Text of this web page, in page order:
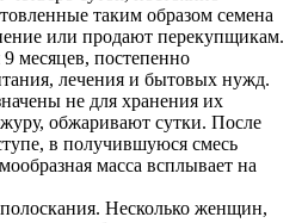
таким образом семена
или продают перекупщикам.
месяцев, постепенно
лечения и бытовых нужд.
не для хранения их
обжаривают сутки. После
в получившуюся смесь
масса всплывает на
Несколько женщин,